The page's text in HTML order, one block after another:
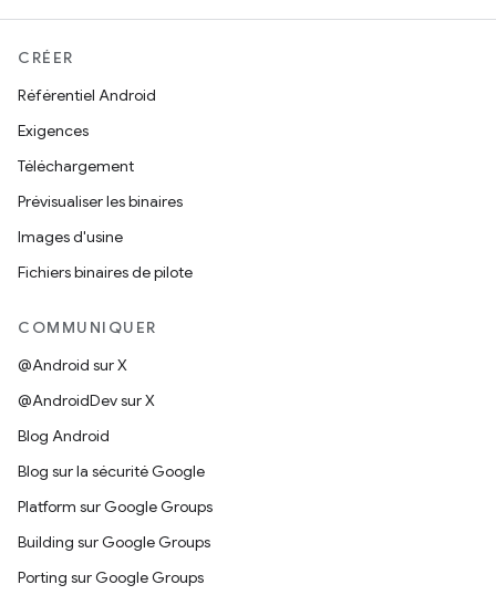
CRÉER
Référentiel Android
Exigences
Téléchargement
Prévisualiser les binaires
Images d'usine
Fichiers binaires de pilote
COMMUNIQUER
@Android sur X
@AndroidDev sur X
Blog Android
Blog sur la sécurité Google
Platform sur Google Groups
Building sur Google Groups
Porting sur Google Groups